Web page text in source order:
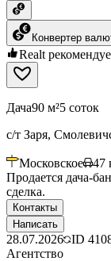
Конвертер
Realt
Дача90 м²5 соток
с/т Заря,
Московское 47
Продается дача-
сделка.
Контакты
Написать
28.07.2026 ID
Агентство